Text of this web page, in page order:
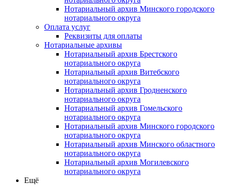
Нотариальный архив Минского городского
нотариального округа
Оплата услуг
Реквизиты для оплаты
Нотариальные архивы
Нотариальный архив Брестского
нотариального округа
Нотариальный архив Витебского
нотариального округа
Нотариальный архив Гродненского
нотариального округа
Нотариальный архив Гомельского
нотариального округа
Нотариальный архив Минского городского
нотариального округа
Нотариальный архив Минского областного
нотариального округа
Нотариальный архив Могилевского
нотариального округа
Ещё